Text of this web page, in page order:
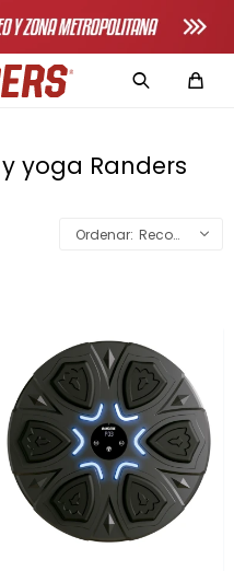
yoga Randers
Recomendados